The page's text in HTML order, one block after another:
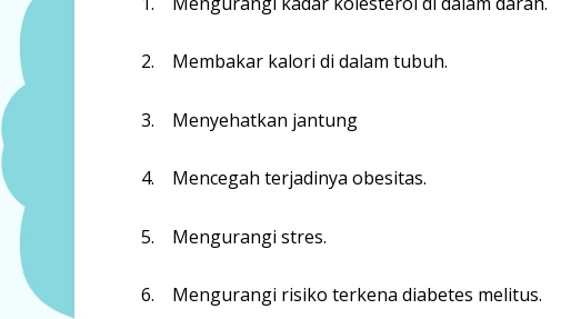
2. Membakar kalori di dalam tubuh.
3. Menyehatkan jantung
4. Mencegah terjadinya obesitas.
5. Mengurangi stres.
6. Mengurangi risiko terkena diabetes melitus.